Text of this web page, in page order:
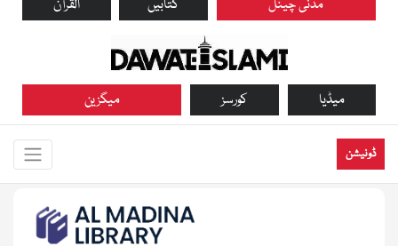
القرآن کتابیں مدنی چینل
میگزین کورسز میڈیا
ڈونیشن